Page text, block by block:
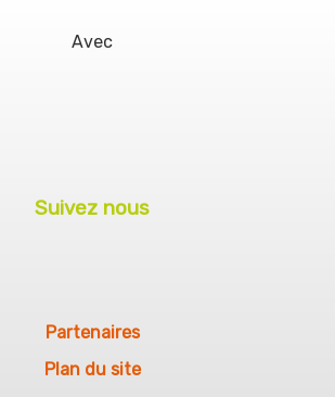
Avec
Suivez nous
Partenaires
Plan du site